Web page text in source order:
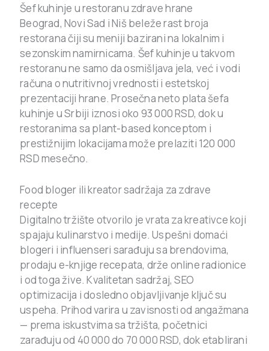
Šef kuhinje u restoranu zdrave hrane
Beograd, Novi Sad i Niš beleže rast broja
restorana čiji su meniji bazirani na lokalnim i
sezonskim namirnicama. Šef kuhinje u takvom
restoranu ne samo da osmišljava jela, već i vodi
računa o nutritivnoj vrednosti i estetskoj
prezentaciji hrane. Prosečna neto plata šefa
kuhinje u Srbiji iznosi oko 93 000 RSD, dok u
restoranima sa plant-based konceptom i
prestižnijim lokacijama može prelaziti 120 000
RSD mesečno.
Food bloger ili kreator sadržaja za zdrave
recepte
Digitalno tržište otvorilo je vrata za kreativce koji
spajaju kulinarstvo i medije. Uspešni domaći
blogeri i influenseri sarađuju sa brendovima,
prodaju e-knjige recepata, drže online radionice
i od toga žive. Kvalitetan sadržaj, SEO
optimizacija i dosledno objavljivanje ključ su
uspeha. Prihod varira u zavisnosti od angažmana
— prema iskustvima sa tržišta, početnici
zarađuju od 40 000 do 70 000 RSD, dok etablirani